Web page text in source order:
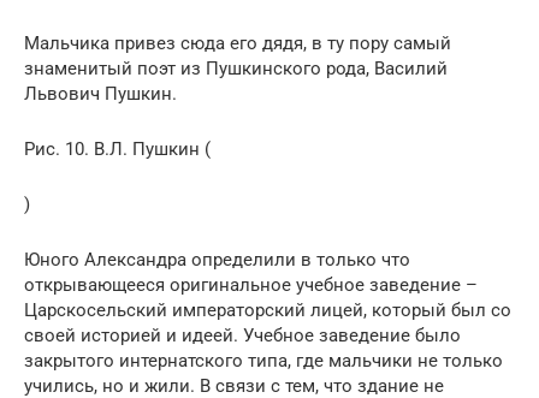
Мальчика привез сюда его дядя, в ту пору самый
знаменитый поэт из Пушкинского рода, Василий
Львович Пушкин.
Рис. 10. В.Л. Пушкин (
)
Юного Александра определили в только что
открывающееся оригинальное учебное заведение –
Царскосельский императорский лицей, который был со
своей историей и идеей. Учебное заведение было
закрытого интернатского типа, где мальчики не только
учились, но и жили. В связи с тем, что здание не